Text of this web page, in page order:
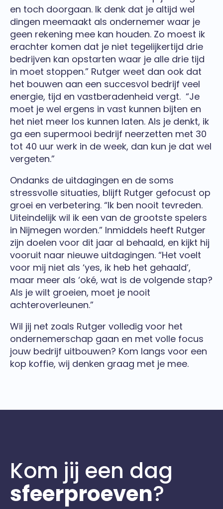
en toch doorgaan. Ik denk dat je altijd wel
dingen meemaakt als ondernemer waar je
geen rekening mee kan houden. Zo moest ik
erachter komen dat je niet tegelijkertijd drie
bedrijven kan opstarten waar je alle drie tijd
in moet stoppen.” Rutger weet dan ook dat
het bouwen aan een succesvol bedrijf veel
energie, tijd en vastberadenheid vergt. “Je
moet je wel ergens in vast kunnen bijten en
het niet meer los kunnen laten. Als je denkt, ik
ga een supermooi bedrijf neerzetten met 30
tot 40 uur werk in de week, dan kun je dat wel
vergeten.”
Ondanks de uitdagingen en de soms
stressvolle situaties, blijft Rutger gefocust op
groei en verbetering. “Ik ben nooit tevreden.
Uiteindelijk wil ik een van de grootste spelers
in Nijmegen worden.” Inmiddels heeft Rutger
zijn doelen voor dit jaar al behaald, en kijkt hij
vooruit naar nieuwe uitdagingen. “Het voelt
voor mij niet als ‘yes, ik heb het gehaald’,
maar meer als ‘oké, wat is de volgende stap?
Als je wilt groeien, moet je nooit
achteroverleunen.”
Wil jij net zoals Rutger volledig voor het
ondernemerschap gaan en met volle focus
jouw bedrijf uitbouwen? Kom langs voor een
kop koffie, wij denken graag met je mee.
Kom jij een dag
sfeerproeven?